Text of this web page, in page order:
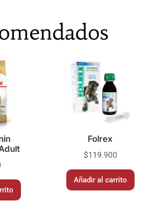
Folrex
$119.900
Añadir al carrito